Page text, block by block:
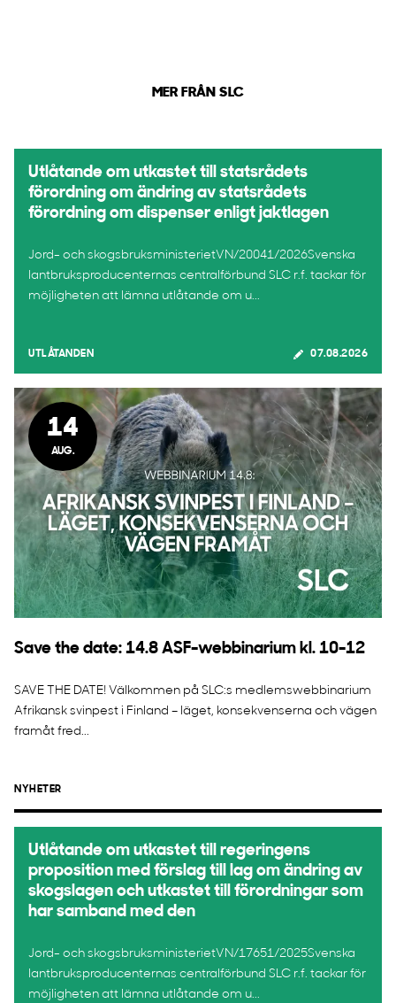
MER FRÅN SLC
Utlåtande om utkastet till statsrådets
förordning om ändring av statsrådets
förordning om dispenser enligt jaktlagen
Jord- och skogsbruksministerietVN/20041/2026Svenska
lantbruksproducenternas centralförbund SLC r.f. tackar för
möjligheten att lämna utlåtande om u...
UTLÅTANDEN 07.08.2026
14
AUG.
Save the date: 14.8 ASF-webbinarium kl. 10-12
SAVE THE DATE! Välkommen på SLC:s medlemswebbinarium
Afrikansk svinpest i Finland – läget, konsekvenserna och vägen
framåt fred...
NYHETER
Utlåtande om utkastet till regeringens
proposition med förslag till lag om ändring av
skogslagen och utkastet till förordningar som
har samband med den
Jord- och skogsbruksministerietVN/17651/2025Svenska
lantbruksproducenternas centralförbund SLC r.f. tackar för
möjligheten att lämna utlåtande om u...